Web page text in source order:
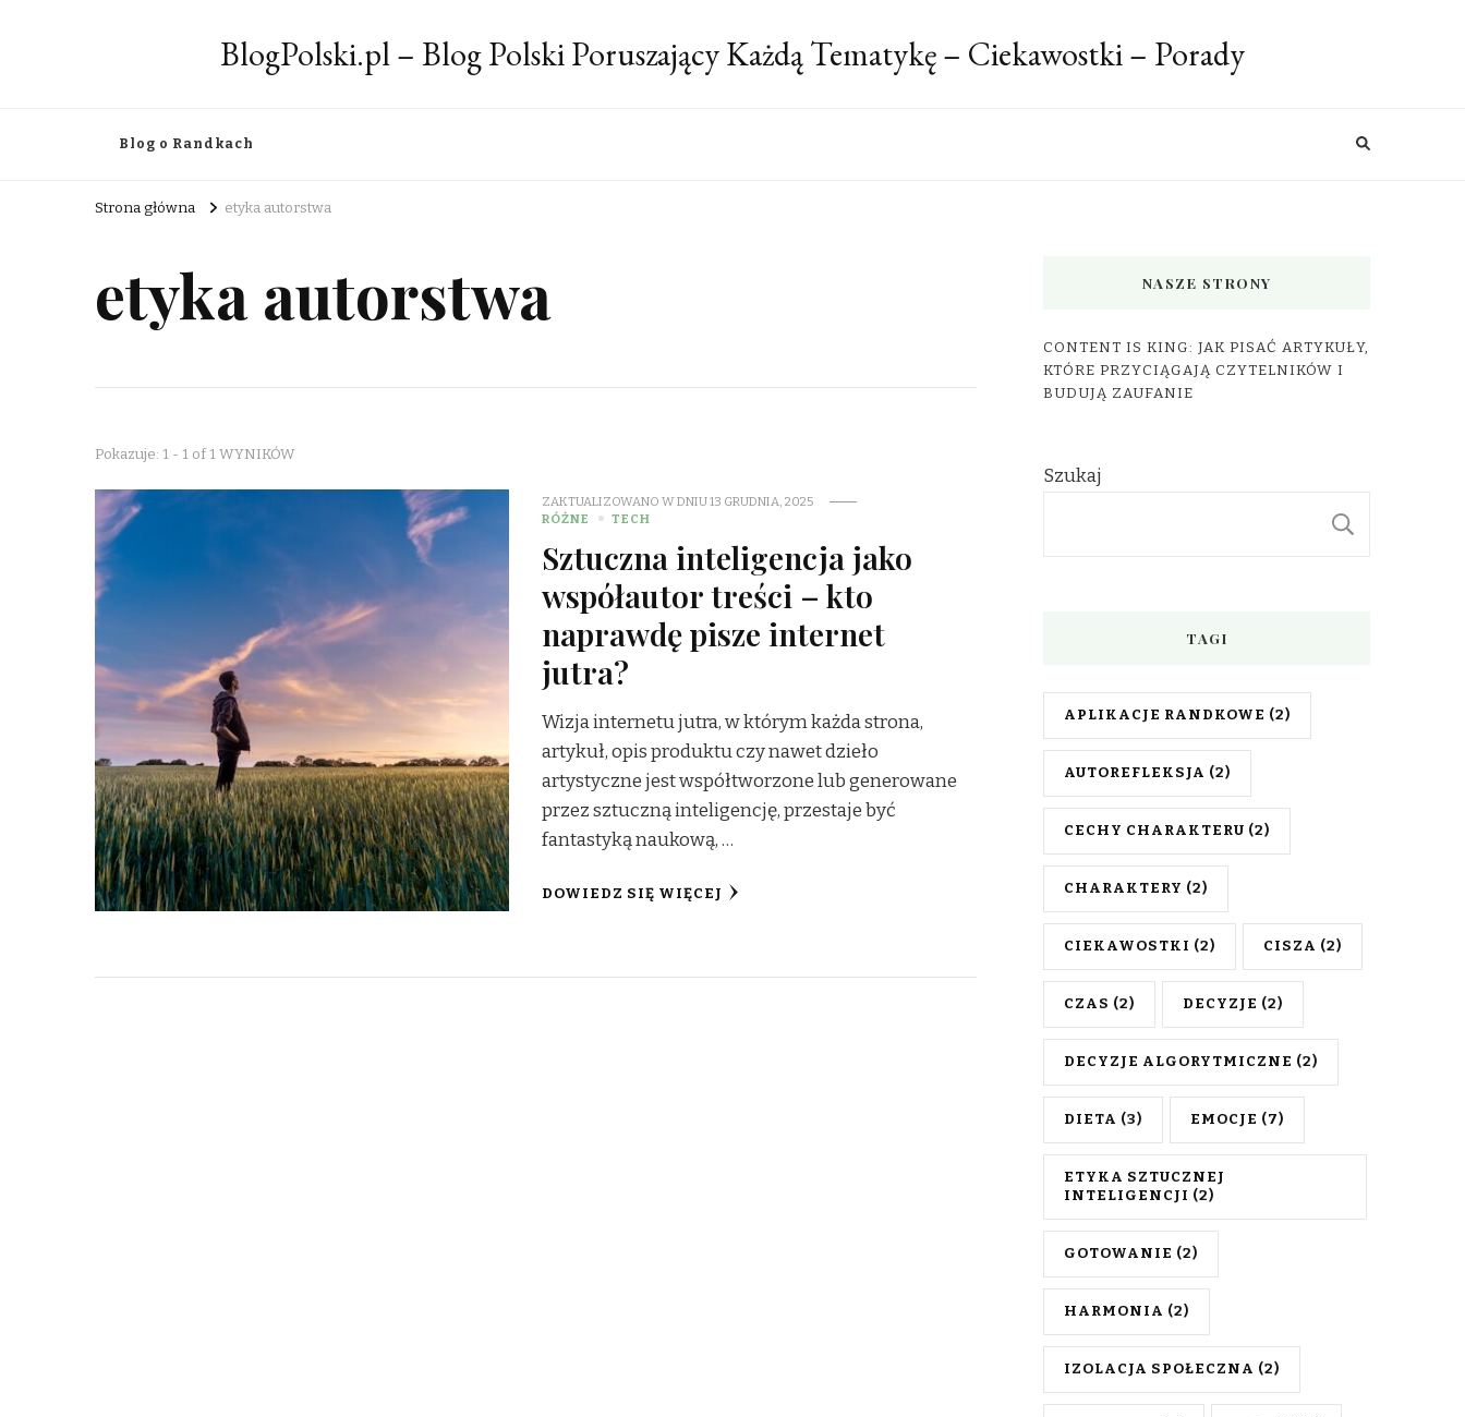
BlogPolski.pl – Blog Polski Poruszający Każdą Tematykę – Ciekawostki – Porady
Blog o Randkach
Strona główna etyka autorstwa
etyka autorstwa
Pokazuje: 1 - 1 of 1 WYNIKÓW
ZAKTUALIZOWANO W DNIU13 GRUDNIA, 2025
RÓŻNE
TECH
Sztuczna inteligencja jako
współautor treści – kto
naprawdę pisze internet
jutra?
Wizja internetu jutra, w którym każda strona,
artykuł, opis produktu czy nawet dzieło
artystyczne jest współtworzone lub generowane
przez sztuczną inteligencję, przestaje być
fantastyką naukową, …
DOWIEDZ SIĘ WIĘCEJ
NASZE STRONY
CONTENT IS KING: JAK PISAĆ ARTYKUŁY,
KTÓRE PRZYCIĄGAJĄ CZYTELNIKÓW I
BUDUJĄ ZAUFANIE
Szukaj
TAGI
APLIKACJE RANDKOWE (2)
AUTOREFLEKSJA (2)
CECHY CHARAKTERU (2)
CHARAKTERY (2)
CIEKAWOSTKI (2) CISZA (2)
CZAS (2) DECYZJE (2)
DECYZJE ALGORYTMICZNE (2)
DIETA (3) EMOCJE (7)
ETYKA SZTUCZNEJ
INTELIGENCJI (2)
GOTOWANIE (2)
HARMONIA (2)
IZOLACJA SPOŁECZNA (2)